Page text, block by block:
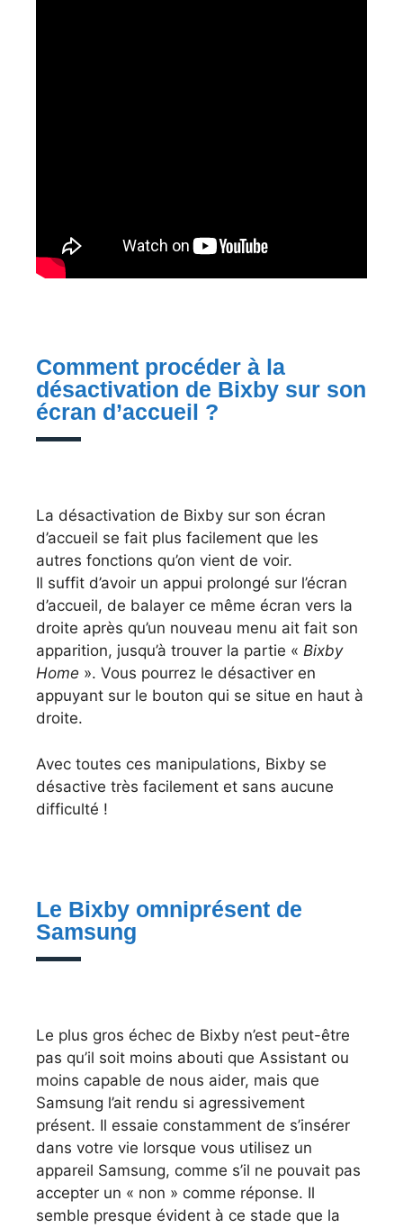
Comment procéder à la
désactivation de Bixby sur son
écran d’accueil ?
La désactivation de Bixby sur son écran
d’accueil se fait plus facilement que les
autres fonctions qu’on vient de voir.
Il suffit d’avoir un appui prolongé sur l’écran
d’accueil, de balayer ce même écran vers la
droite après qu’un nouveau menu ait fait son
apparition, jusqu’à trouver la partie « Bixby
Home ». Vous pourrez le désactiver en
appuyant sur le bouton qui se situe en haut à
droite.
Avec toutes ces manipulations, Bixby se
désactive très facilement et sans aucune
difficulté !
Le Bixby omniprésent de
Samsung
Le plus gros échec de Bixby n’est peut-être
pas qu’il soit moins abouti que Assistant ou
moins capable de nous aider, mais que
Samsung l’ait rendu si agressivement
présent. Il essaie constamment de s’insérer
dans votre vie lorsque vous utilisez un
appareil Samsung, comme s’il ne pouvait pas
accepter un « non » comme réponse. Il
semble presque évident à ce stade que la